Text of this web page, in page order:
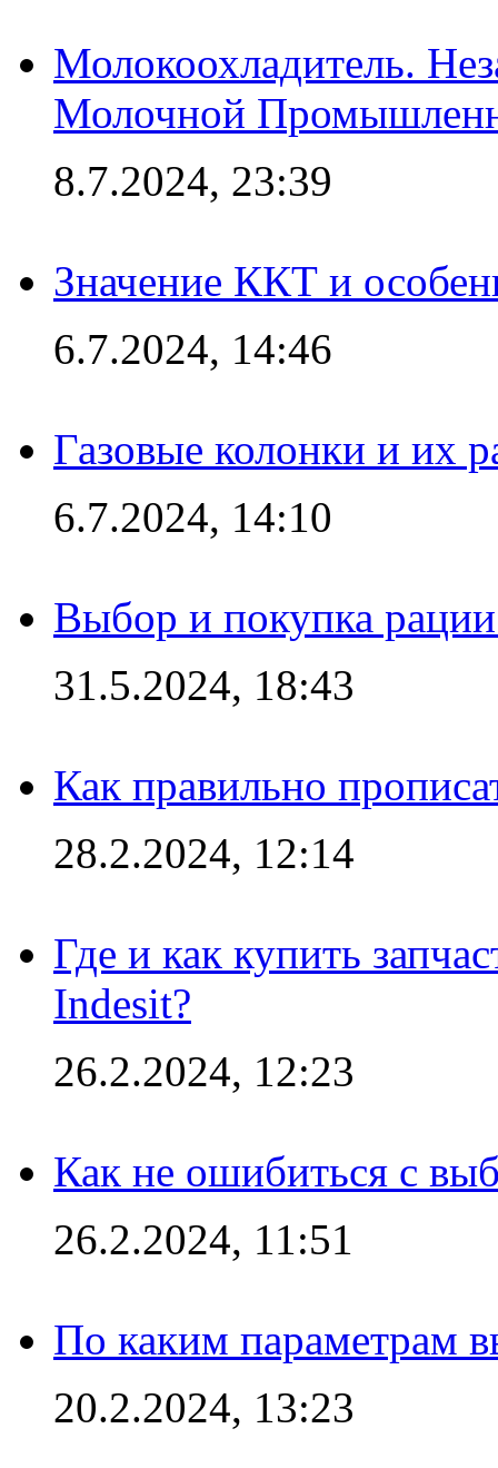
Молокоохладитель.
Молочной
8.7.2024, 23:39
Значение ККТ и
6.7.2024, 14:46
Газовые колонки и их
6.7.2024, 14:10
Выбор и покупка
31.5.2024, 18:43
Как правильно
28.2.2024, 12:14
Где и как купить
Indesit?
26.2.2024, 12:23
Как не ошибиться с
26.2.2024, 11:51
По каким параметрам
20.2.2024, 13:23